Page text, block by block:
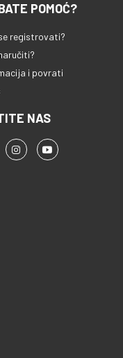
POMOĆ?
registrovati?
i povrati
NAS